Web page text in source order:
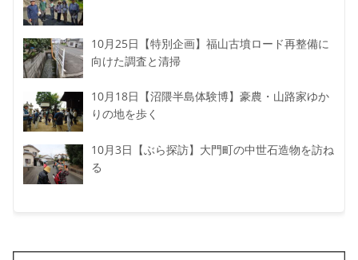
10月25日【特別企画】福山古墳ロード再整備に
向けた調査と清掃
10月18日【沼隈半島体験博】豪農・山路家ゆか
りの地を歩く
10月3日【ぶら探訪】大門町の中世石造物を訪ね
る